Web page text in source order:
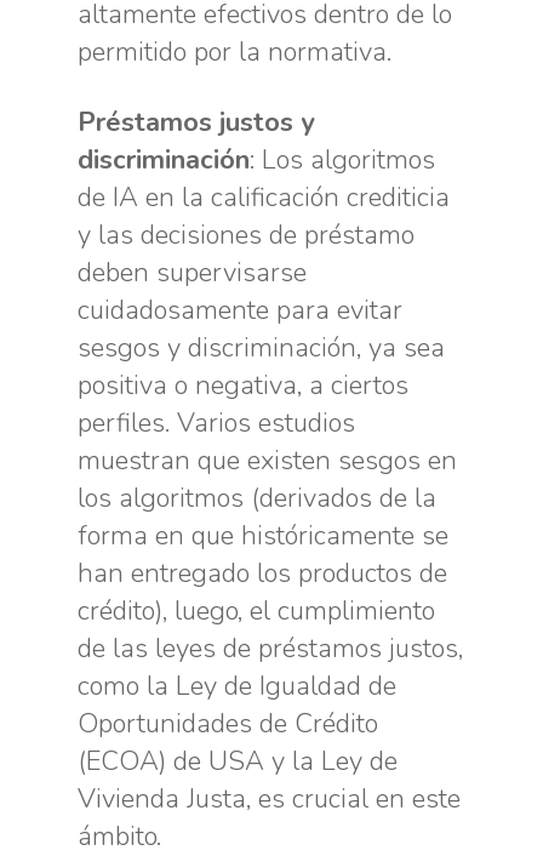
altamente efectivos dentro de lo
permitido por la normativa.
Préstamos justos y
discriminación: Los algoritmos
de IA en la calificación crediticia
y las decisiones de préstamo
deben supervisarse
cuidadosamente para evitar
sesgos y discriminación, ya sea
positiva o negativa, a ciertos
perfiles. Varios estudios
muestran que existen sesgos en
los algoritmos (derivados de la
forma en que históricamente se
han entregado los productos de
crédito), luego, el cumplimiento
de las leyes de préstamos justos,
como la Ley de Igualdad de
Oportunidades de Crédito
(ECOA) de USA y la Ley de
Vivienda Justa, es crucial en este
ámbito.